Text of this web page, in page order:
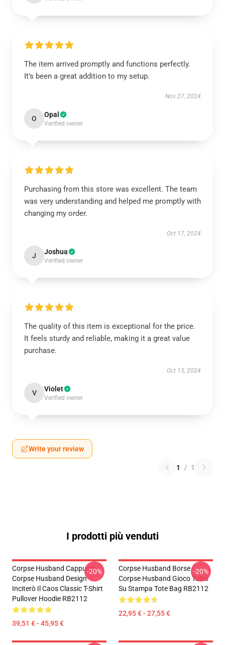
The item arrived promptly and functions perfectly.
It’s been a great addition to my setup.
Nov 27, 2024
O Opal
Verified owner
Purchasing from this store was excellent. The team
was very understanding and helped me promptly with
changing my order.
Oct 17, 2024
J Joshua
Verified owner
The quality of this item is exceptional for the price.
It feels sturdy and reliable, making it a great value
purchase.
Oct 15, 2024
V Violet
Verified owner
Write your review
1 / 1
I prodotti più venduti
Corpse Husband Cappucci -
Corpse Husband Design
Inciterò Il Caos Classic T-Shirt
Pullover Hoodie RB2112
39,51 € - 45,95 €
-20%
Corpse Husband Borse -
Corpse Husband Gioco Tutto
Su Stampa Tote Bag RB2112
22,95 € - 27,55 €
-20%